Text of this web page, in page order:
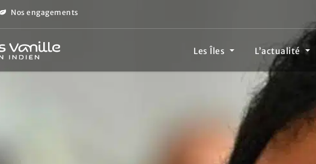
Nos engagements
Les Îles L’actualité